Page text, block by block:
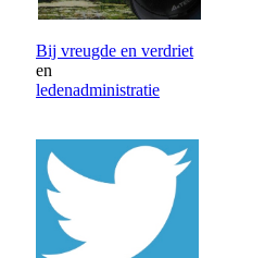
Bij vreugde en verdriet
en
ledenadministratie